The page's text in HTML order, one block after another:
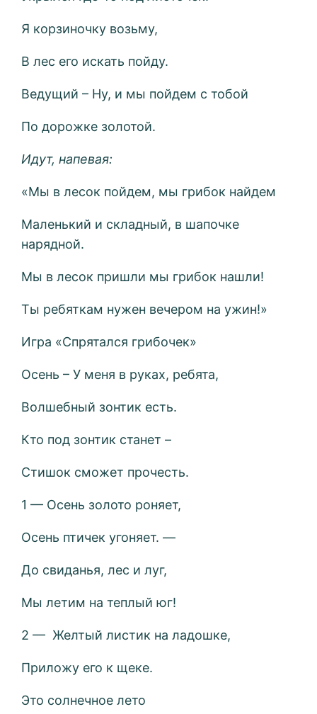
Я корзиночку возьму,
В лес его искать пойду.
Ведущий – Ну, и мы пойдем с тобой
По дорожке золотой.
Идут, напевая:
«Мы в лесок пойдем, мы грибок найдем
Маленький и складный, в шапочке
нарядной.
Мы в лесок пришли мы грибок нашли!
Ты ребяткам нужен вечером на ужин!»
Игра «Спрятался грибочек»
Осень – У меня в руках, ребята,
Волшебный зонтик есть.
Кто под зонтик станет –
Стишок сможет прочесть.
1 — Осень золото роняет,
Осень птичек угоняет. —
До свиданья, лес и луг,
Мы летим на теплый юг!
2 — Желтый листик на ладошке,
Приложу его к щеке.
Это солнечное лето